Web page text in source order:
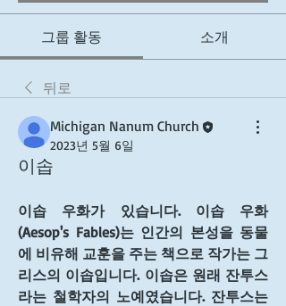
그룹 활동 소개
뒤로
Michigan Nanum Church
2023년 5월 6일
이솝
이솝 우화가 있습니다. 이솝 우화
(Aesop's Fables)는 인간의 본성을 동물
에 비유해 교훈을 주는 책으로 작가는 그
리스의 이솝입니다. 이솝은 원래 잔투스
라는 철학자의 노예였습니다. 잔투스는